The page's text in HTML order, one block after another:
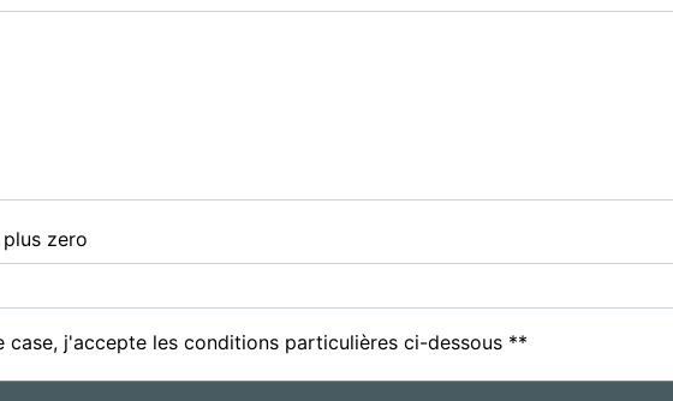
zero
case, j'accepte les conditions particulières ci-dessous **